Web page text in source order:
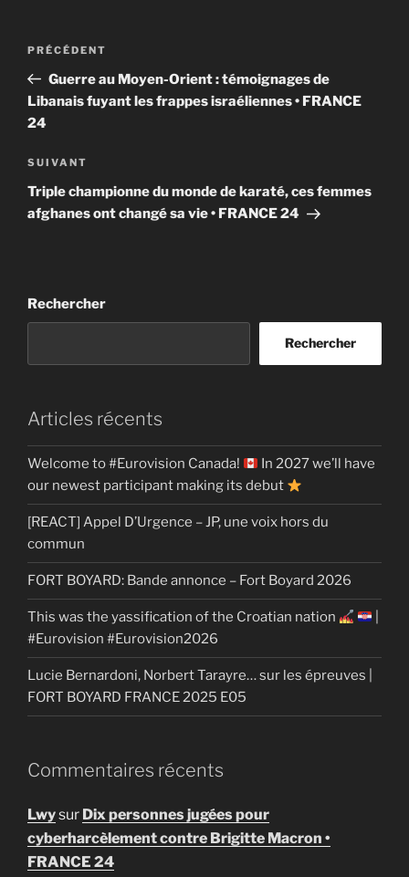
Navigation
l’article
Article
précédent
PRÉCÉDENT
Guerre au Moyen-Orient : témoignages de
Libanais fuyant les frappes israéliennes • FRANCE
24
Article
suivant
SUIVANT
Triple championne du monde de karaté, ces femmes
afghanes ont changé sa vie • FRANCE 24
Rechercher
Rechercher
Articles récents
Welcome to #Eurovision Canada!
In 2027 we’ll have
our newest participant making its debut
[REACT] Appel D’Urgence – JP, une voix hors du
commun
FORT BOYARD: Bande annonce – Fort Boyard 2026
This was the yassification of the Croatian nation
#Eurovision #Eurovision2026
Lucie Bernardoni, Norbert Tarayre… sur les épreuves |
FORT BOYARD FRANCE 2025 E05
Commentaires récents
Lwysur Dix personnes jugées pour
cyberharcèlement contre Brigitte Macron •
FRANCE 24